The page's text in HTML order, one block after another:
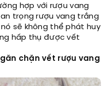
hợp với rượu vang
trọng rượu vang trắng
sẽ không thể phát huy
hấp thụ được vết
chặn vết rượu vang